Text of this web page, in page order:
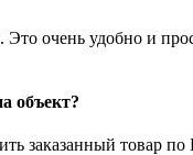
очень удобно и
объект?
заказанный товар